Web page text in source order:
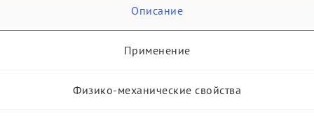
Описание
Применение
Физико-механические свойства